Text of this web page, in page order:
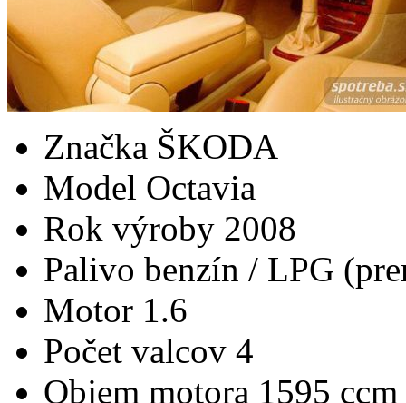
Značka ŠKODA
Model Octavia
Rok výroby 2008
Palivo benzín / LPG
Motor 1.6
Počet valcov 4
Objem motora 1595 ccm